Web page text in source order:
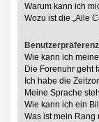
Warum kann ich
Wozu ist die „Alle
Wie kann ich
Die Forenuhr geht
Ich habe die
Meine Sprache
Wie kann ich ein
Was ist mein